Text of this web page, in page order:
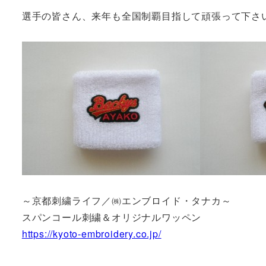
選手の皆さん、来年も全国制覇目指して頑張って下さ
～京都刺繍ライフ／㈱エンブロイド・タナカ～
スパンコール刺繍＆オリジナルワッペン
https://kyoto-embroidery.co.jp/